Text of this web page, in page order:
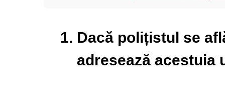
1. Dacă polițistul se
adresează acestuia